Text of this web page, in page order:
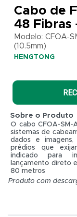
SM-
AS80-S-
48FO
NR -
4KM
(10.5mm)
HENGTONG
Cabo de
48 Fibras
Modelo: CFOA-
(10.5mm)
HENGTONG
Sobre o Produto
O cabo CFOA-SM-
sistemas de
dados e
prédios que
indicado para
lançamento direto
80 metros
Produto com